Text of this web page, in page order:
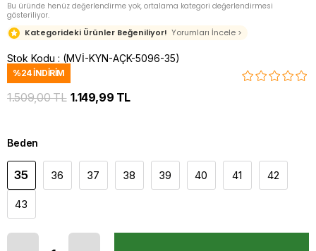
Bu üründe henüz değerlendirme yok, ortalama kategori değerlendirmesi
gösteriliyor.
Kategorideki Ürünler Beğeniliyor! Yorumları İncele >
Stok Kodu (MVİ-KYN-AÇK-5096-35)
%24İNDIRIM
1.509,00 TL 1.149,99 TL
Beden
35 36 37 38 39 40 41 42
43